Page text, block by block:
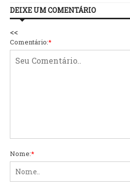
DEIXE UM COMENTÁRIO
<<
Comentário:*
Nome:*